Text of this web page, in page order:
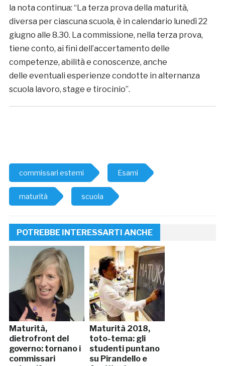
la nota continua: “La terza prova della maturità,
diversa per ciascuna scuola, è in calendario lunedì 22
giugno alle 8.30. La commissione, nella terza prova,
tiene conto, ai fini dell’accertamento delle
competenze, abilità e conoscenze, anche
delle eventuali esperienze condotte in alternanza
scuola lavoro, stage e tirocinio”.
commissari esterni Esami
maturità scuola
POTREBBE INTERESSARTI ANCHE
Maturità,
dietrofront del
governo: tornano i
commissari
Maturità 2018,
toto-tema: gli
studenti puntano
su Pirandello e